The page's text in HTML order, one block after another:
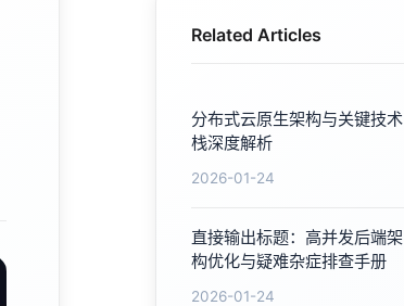
Related Articles
分布式云原生架构与关键技术
栈深度解析
2026-01-24
直接输出标题：高并发后端架
构优化与疑难杂症排查手册
2026-01-24